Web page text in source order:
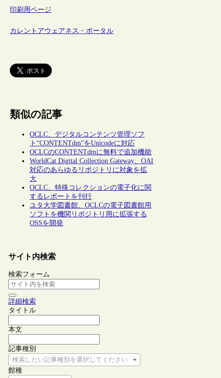
印刷用ページ
カレントアウェアネス・ポータル
類似の記事
OCLC、デジタルコンテンツ管理ソフ
ト“CONTENTdm”をUnicodeに対応
OCLCのCONTENTdmに無料で追加機能
WorldCat Digital Collection Gateway、OAI
対応のあらゆるリポジトリに対象を拡
大
OCLC、特殊コレクションの電子化に関
するレポートを刊行
ユタ大学図書館、OCLCの電子図書館用
ソフトを機関リポジトリ用に拡張する
OSSを開発
サイト内検索
検索フォーム
詳細検索
タイトル
本文
記事種別
検索したい記事種別を選択してください
館種